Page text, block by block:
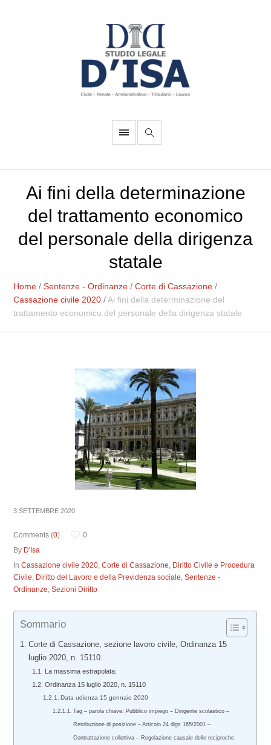
Ai fini della determinazione
del trattamento economico
del personale della dirigenza
statale
Home /Sentenze - Ordinanze /Corte di Cassazione /
Cassazione civile 2020 /Ai fini della determinazione del
trattamento economico del personale della dirigenza statale
3 SETTEMBRE 2020
Comments (0)
0
By D'Isa
InCassazione civile 2020,Corte di Cassazione, Diritto Civile e Procedura
Civile, Diritto del Lavoro e della Previdenza sociale,Sentenze -
Ordinanze,Sezioni Diritto
Sommario
Corte di Cassazione, sezione lavoro civile, Ordinanza 15
luglio 2020, n. 15110.
La massima estrapolata:
Ordinanza 15 luglio 2020, n. 15110
Data udienza 15 gennaio 2020
Tag – parola chiave: Pubblico impiego – Dirigente scolastico –
Retribuzione di posizione – Articolo 24 dlgs 165/2001 –
Contrattazione collettiva – Regolazione causale delle reciproche